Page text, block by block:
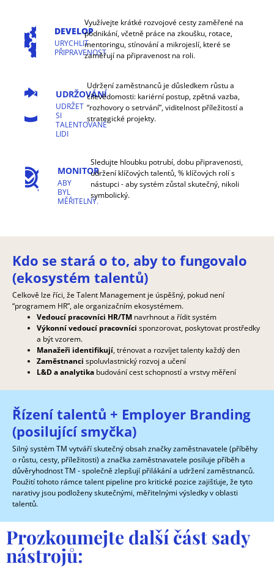
DEVELOP
URYCHLIT
PŘIPRAVENOST
Využívejte krátké rozvojové cesty zaměřené na
podnikání, včetně práce na zkoušku, rotace,
mentoringu, stínování a mikrojeslí, které se
zaměřují na připravenost na roli.
UDRŽOVÁNÍ
UDRŽET
SI
TALENTOVANÉ
LIDI
Udržení zaměstnanců je důsledkem růstu a
cílevědomosti: kariérní postup, zpětná vazba,
“rozhovory o setrvání”, viditelnost příležitostí a
strategické projekty.
MONITOR
ABY
BYL
MĚŘITELNÝ.
Sledujte hloubku potrubí, dobu připravenosti,
udržení klíčových talentů, % klíčových rolí s
nástupci - aby systém zůstal skutečný, nikoli
symbolický.
Kdo se stará o to, aby to fungovalo
(ekosystém talentů)
Celkově lze říci, že Talent Management je úspěšný, pokud není
“programem HR”, ale organizačním ekosystémem.
Vedoucí pracovníci HR/TM navrhnout a řídit systém
Výkonní vedoucí pracovníci sponzorovat, poskytovat prostředky
a být vzorem.
Manažeři identifikují, trénovat a rozvíjet talenty každý den
Zaměstnanci spoluvlastnický rozvoj a učení
L&D a analytika budování cest schopností a vrstvy měření
Řízení talentů + Employer Branding
(posilující smyčka)
Silný systém TM vytváří skutečný obsah značky zaměstnavatele (příběhy
o růstu, cesty, příležitosti) a značka zaměstnavatele posiluje příběh a
důvěryhodnost TM - společně zlepšují přilákání a udržení zaměstnanců.
Použití tohoto rámce talent pipeline pro kritické pozice zajišťuje, že tyto
narativy jsou podloženy skutečnými, měřitelnými výsledky v oblasti
talentů.
Prozkoumejte další část sady
nástrojů: